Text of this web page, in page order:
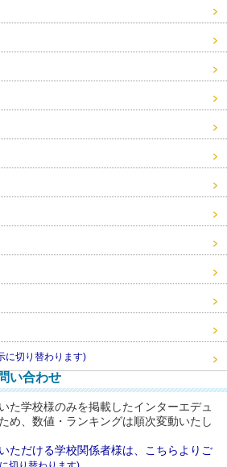
に切り替わります)
い合わせ
た学校様のみを掲載したインターエデュ
め、数値・ランキングは順次変動いたし
ただける学校関係者様は、こちらよりご